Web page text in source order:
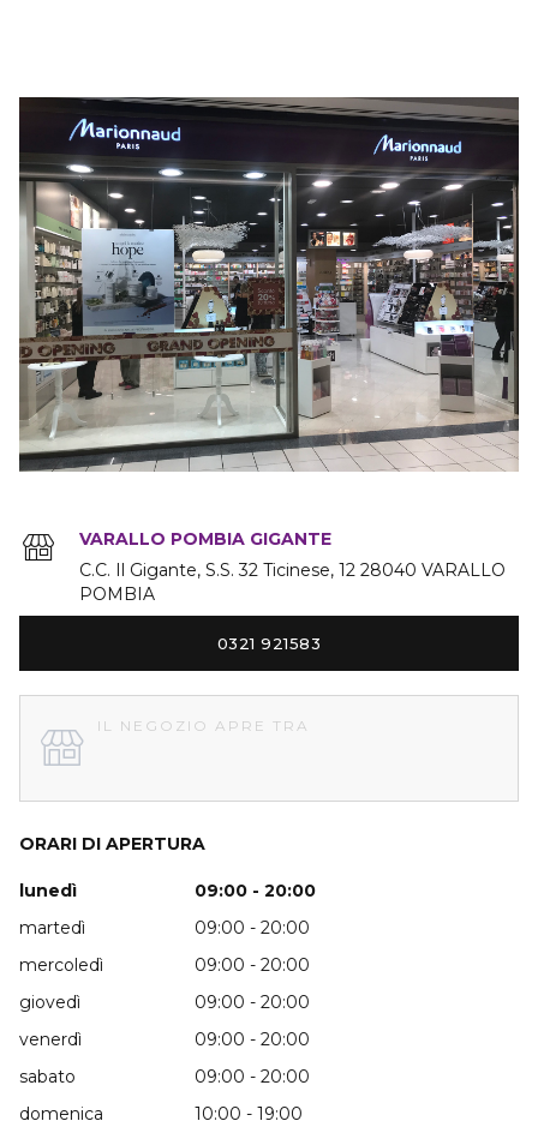
VARALLO POMBIA GIGANTE
C.C. Il Gigante, S.S. 32 Ticinese 12 28040 VARALLO
POMBIA
0321 921583
ORARI DI APERTURA
lunedì
09:00 - 20:00
martedì
09:00 - 20:00
mercoledì
09:00 - 20:00
giovedì
09:00 - 20:00
venerdì
09:00 - 20:00
sabato
09:00 - 20:00
domenica
10:00 - 19:00
IL NEGOZIO APRE TRA